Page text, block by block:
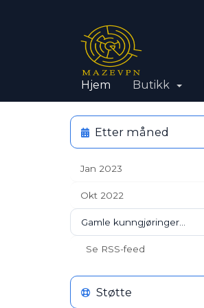
Hjem Butikk
Etter måned
Jan 2023
Okt 2022
Gamle kunngjøringer...
Se RSS-feed
Støtte